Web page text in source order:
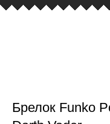
Брелок Funko